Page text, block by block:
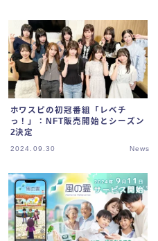
ホワスピの初冠番組「レベチ
っ！」：NFT販売開始とシーズン
2決定
2024.09.30 News